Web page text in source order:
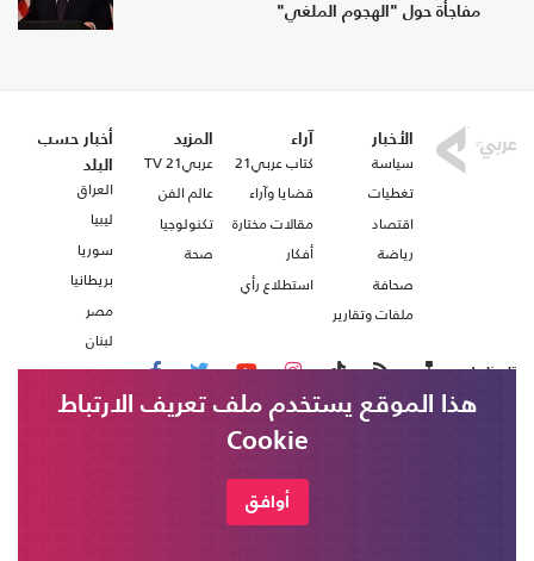
مفاجأة حول "الهجوم الملغي"
الأخبار
سياسة
تغطيات
اقتصاد
رياضة
صحافة
ملفات وتقارير
آراء
كتاب عربي21
قضايا وآراء
مقالات مختارة
أفكار
استطلاع رأي
المزيد
عربي21 TV
عالم الفن
تكنولوجيا
صحة
أخبار حسب
البلد
العراق
ليبيا
سوريا
بريطانيا
مصر
لبنان
تابعنا على
هذا الموقع يستخدم ملف تعريف الارتباط
Cookie
أوافق